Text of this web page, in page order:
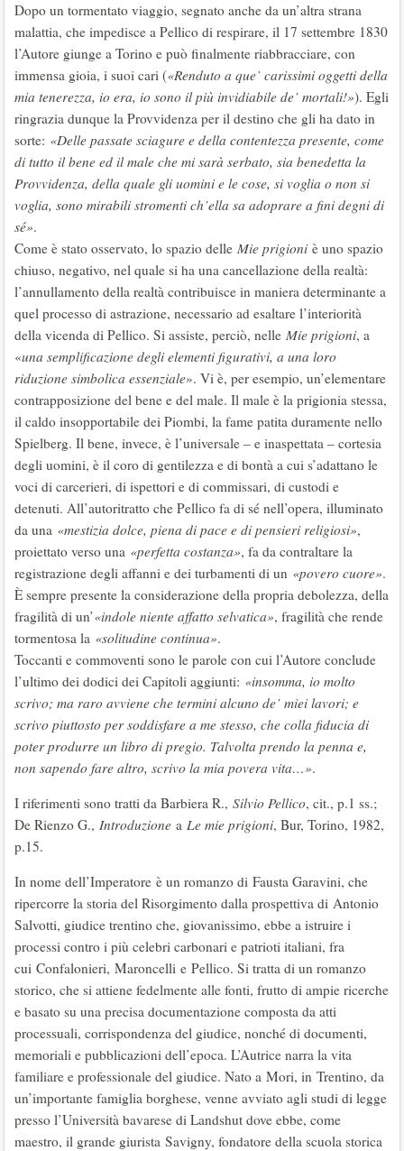
Dopo un tormentato viaggio, segnato anche da un’altra strana
malattia, che impedisce a Pellico di respirare, il 17 settembre 1830
l’Autore giunge a Torino e può finalmente riabbracciare, con
immensa gioia, i suoi cari («Renduto a que’ carissimi oggetti della
mia tenerezza, io era, io sono il più invidiabile de’ mortali!»). Egli
ringrazia dunque la Provvidenza per il destino che gli ha dato in
sorte: «Delle passate sciagure e della contentezza presente, come
di tutto il bene ed il male che mi sarà serbato, sia benedetta la
Provvidenza, della quale gli uomini e le cose, si voglia o non si
voglia, sono mirabili stromenti ch’ella sa adoprare a fini degni di
sé».
Come è stato osservato, lo spazio delle Mie prigioni è uno spazio
chiuso, negativo, nel quale si ha una cancellazione della realtà:
l’annullamento della realtà contribuisce in maniera determinante a
quel processo di astrazione, necessario ad esaltare l’interiorità
della vicenda di Pellico. Si assiste, perciò, nelle Mie prigioni, a
«una semplificazione degli elementi figurativi, a una loro
riduzione simbolica essenziale». Vi è, per esempio, un’elementare
contrapposizione del bene e del male. Il male è la prigionia stessa,
il caldo insopportabile dei Piombi, la fame patita duramente nello
Spielberg. Il bene, invece, è l’universale – e inaspettata – cortesia
degli uomini, è il coro di gentilezza e di bontà a cui s’adattano le
voci di carcerieri, di ispettori e di commissari, di custodi e
detenuti. All’autoritratto che Pellico fa di sé nell’opera, illuminato
da una «mestizia dolce, piena di pace e di pensieri religiosi»,
proiettato verso una «perfetta costanza», fa da contraltare la
registrazione degli affanni e dei turbamenti di un «povero cuore».
È sempre presente la considerazione della propria debolezza, della
fragilità di un’«indole niente affatto selvatica», fragilità che rende
tormentosa la «solitudine continua».
Toccanti e commoventi sono le parole con cui l’Autore conclude
l’ultimo dei dodici dei Capitoli aggiunti: «insomma, io molto
scrivo; ma raro avviene che termini alcuno de’ miei lavori; e
scrivo piuttosto per soddisfare a me stesso, che colla fiducia di
poter produrre un libro di pregio. Talvolta prendo la penna e,
non sapendo fare altro, scrivo la mia povera vita…».
I riferimenti sono tratti da Barbiera R., Silvio Pellico, cit., p.1 ss.;
De Rienzo G., Introduzione a Le mie prigioni, Bur, Torino, 1982,
p.15.
In nome dell’Imperatore è un romanzo di Fausta Garavini, che
ripercorre la storia del Risorgimento dalla prospettiva di Antonio
Salvotti, giudice trentino che, giovanissimo, ebbe a istruire i
processi contro i più celebri carbonari e patrioti italiani, fra
cui Confalonieri, Maroncelli e Pellico. Si tratta di un romanzo
storico, che si attiene fedelmente alle fonti, frutto di ampie ricerche
e basato su una precisa documentazione composta da atti
processuali, corrispondenza del giudice, nonché di documenti,
memoriali e pubblicazioni dell’epoca. L’Autrice narra la vita
familiare e professionale del giudice. Nato a Mori, in Trentino, da
un’importante famiglia borghese, venne avviato agli studi di legge
presso l’Università bavarese di Landshut dove ebbe, come
maestro, il grande giurista Savigny, fondatore della scuola storica